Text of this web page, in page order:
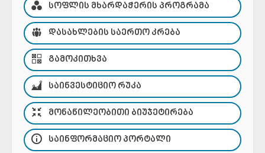
ᲡᲝᲤᲚᲘᲡ ᲛᲮᲐᲠᲓᲐᲭᲔᲠᲘᲡ ᲞᲠᲝᲒᲠᲐᲛᲐ
ᲓᲐᲡᲐᲮᲚᲔᲑᲘᲡ ᲡᲐᲔᲠᲗᲝ ᲙᲠᲔᲑᲐ
ᲒᲐᲛᲝᲙᲘᲗᲮᲕᲐ
ᲡᲐᲘᲜᲕᲔᲡᲢᲘᲪᲘᲝ ᲠᲣᲙᲐ
ᲛᲝᲜᲐᲬᲘᲚᲔᲝᲑᲘᲗᲘ ᲑᲘᲣᲯᲔᲢᲘᲠᲔᲑᲐ
ᲡᲐᲘᲜᲤᲝᲠᲛᲐᲪᲘᲝ ᲞᲝᲠᲢᲐᲚᲘ